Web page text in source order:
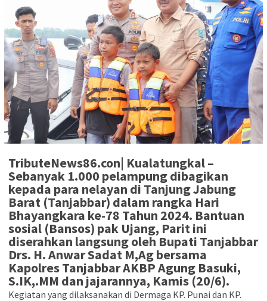
TributeNews86.con| Kualatungkal–
Sebanyak 1.000 pelampung dibagikan
kepada para nelayan di Tanjung Jabung
Barat (Tanjabbar) dalam rangka Hari
Bhayangkara ke-78 Tahun 2024. Bantuan
sosial (Bansos) pak Ujang, Parit ini
diserahkan langsung oleh Bupati Tanjabbar
Drs. H. Anwar Sadat M,Ag bersama
Kapolres Tanjabbar AKBP Agung Basuki,
S.IK,.MM dan jajarannya, Kamis (20/6).
Kegiatan yang dilaksanakan di Dermaga KP. Punai dan KP.